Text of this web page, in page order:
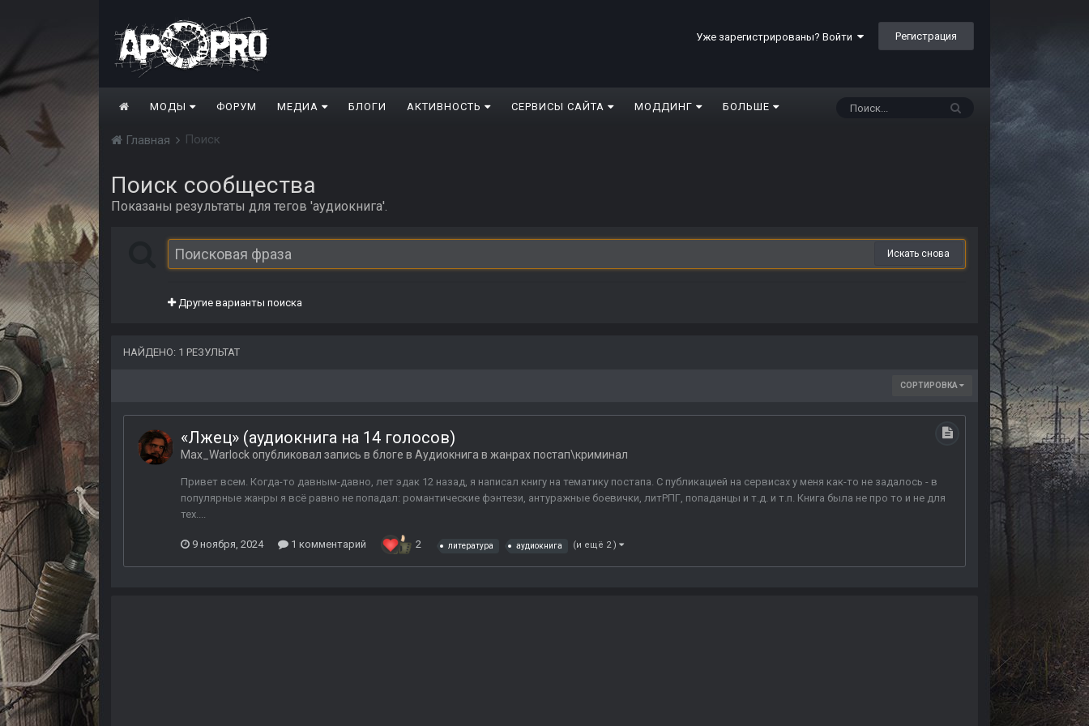
Уже зарегистрированы? Войти Регистрация
МОДЫ ФОРУМ МЕДИА БЛОГИ АКТИВНОСТЬ СЕРВИСЫ САЙТА МОДДИНГ БОЛЬШЕ
Главная Поиск
Поиск сообщества
Показаны результаты для тегов 'аудиокнига'.
Искать снова
Другие варианты поиска
НАЙДЕНО: 1 РЕЗУЛЬТАТ
СОРТИРОВКА
«Лжец» (аудиокнига на 14 голосов)
Max_Warlock опубликовал запись в блоге в Аудиокнига в жанрах постап\криминал
Привет всем. Когда-то давным-давно, лет эдак 12 назад, я написал книгу на тематику постапа. С публикацией на сервисах у меня как-то не задалось - в
популярные жанры я всё равно не попадал: романтические фэнтези, антуражные боевички, литРПГ, попаданцы и т.д. и т.п. Книга была не про то и не для
тех....
9 ноября, 2024 1 комментарий 2 литература аудиокнига (и ещё 2 )